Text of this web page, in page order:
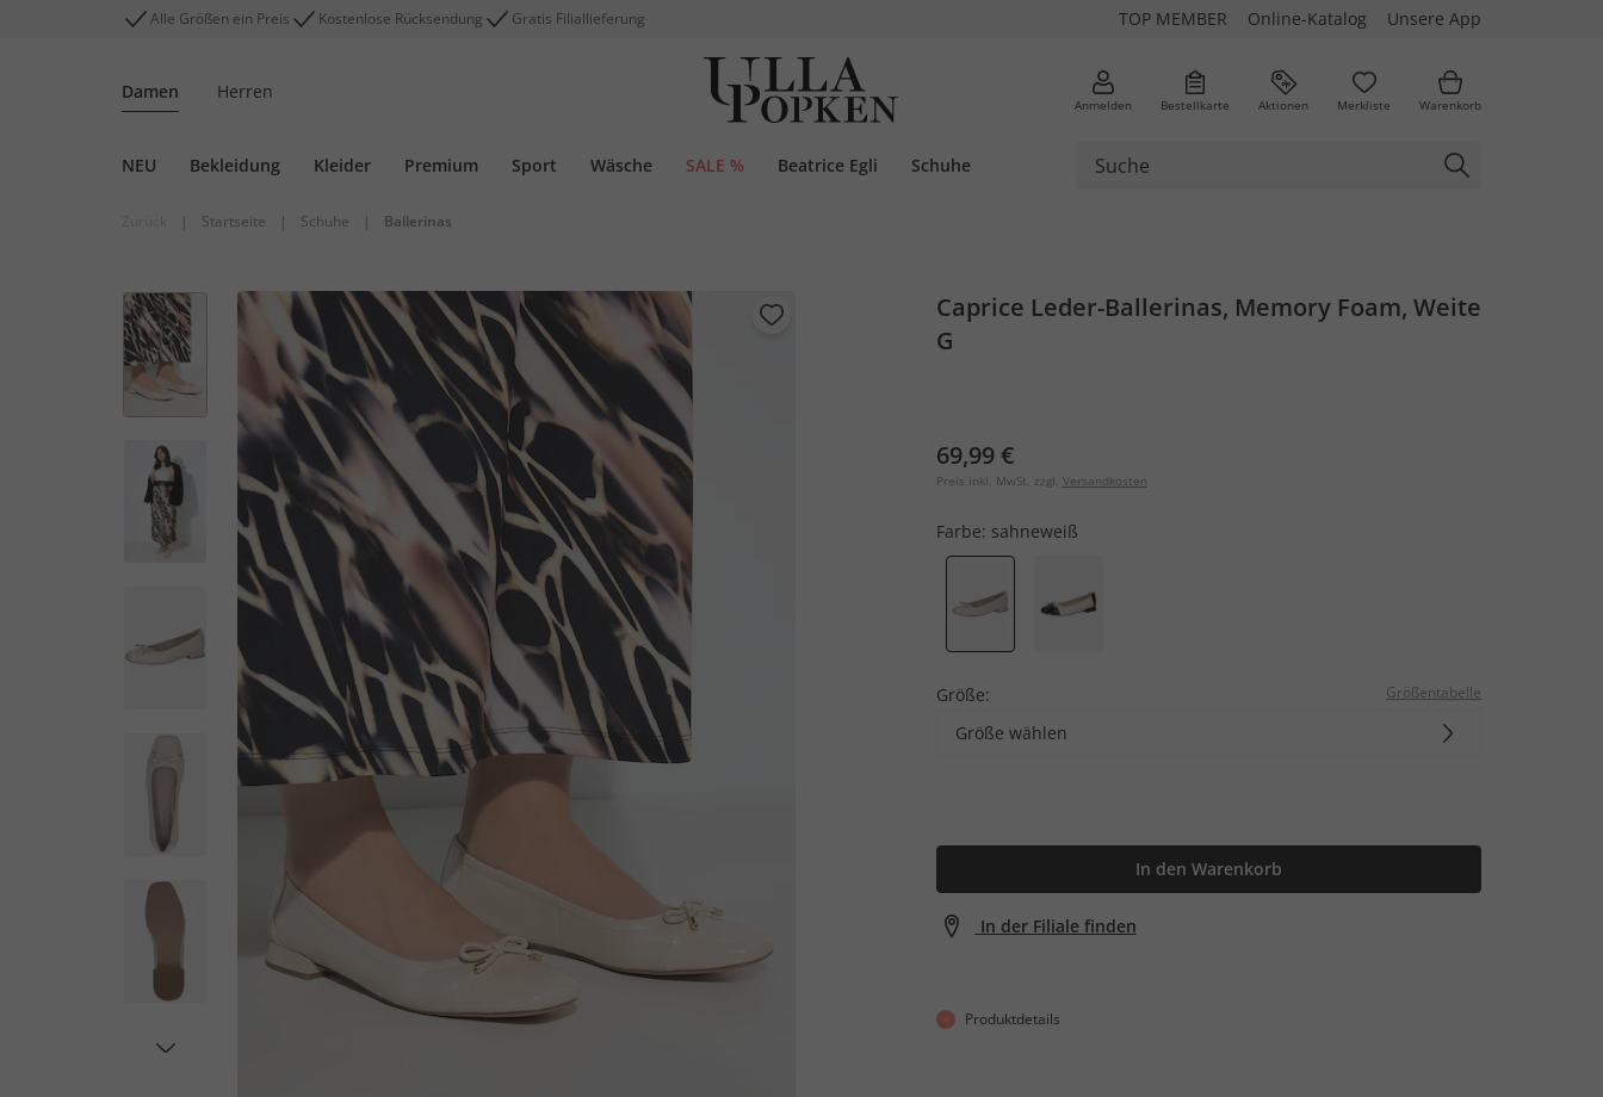
Alle Größen ein Preis Kostenlose Rücksendung Gratis Filiallieferung TOP MEMBER Online-Katalog Unsere App
Damen Herren
Anmelden Bestellkarte Aktionen Merkliste Warenkorb
NEU Bekleidung Kleider Premium Sport Wäsche SALE % Beatrice Egli Schuhe
| Startseite | Schuhe | Ballerinas
Caprice Leder-Ballerinas, Memory Foam, Weite
G
69,99 €
Preis inkl. MwSt. zzgl. Versandkosten
Farbe: sahneweiß
Größe: Größentabelle
Größe wählen
In den Warenkorb
In der Filiale finden
Produktdetails